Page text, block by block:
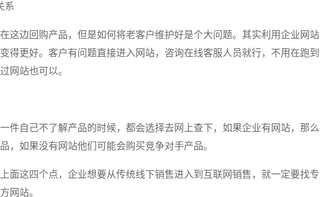
系
边回购产品，但是如何将老客户维护好是个大问题。其实利用企业网站
得更好。客户有问题直接进入网站，咨询在线客服人员就行，不用在跑到
网站也可以。
自己不了解产品的时候，都会选择去网上查下，如果企业有网站，那么
，如果没有网站他们可能会购买竞争对手产品。
这四个点，企业想要从传统线下销售进入到互联网销售，就一定要找专
网站。